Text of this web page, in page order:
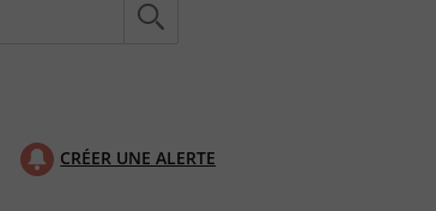
CRÉER UNE ALERTE